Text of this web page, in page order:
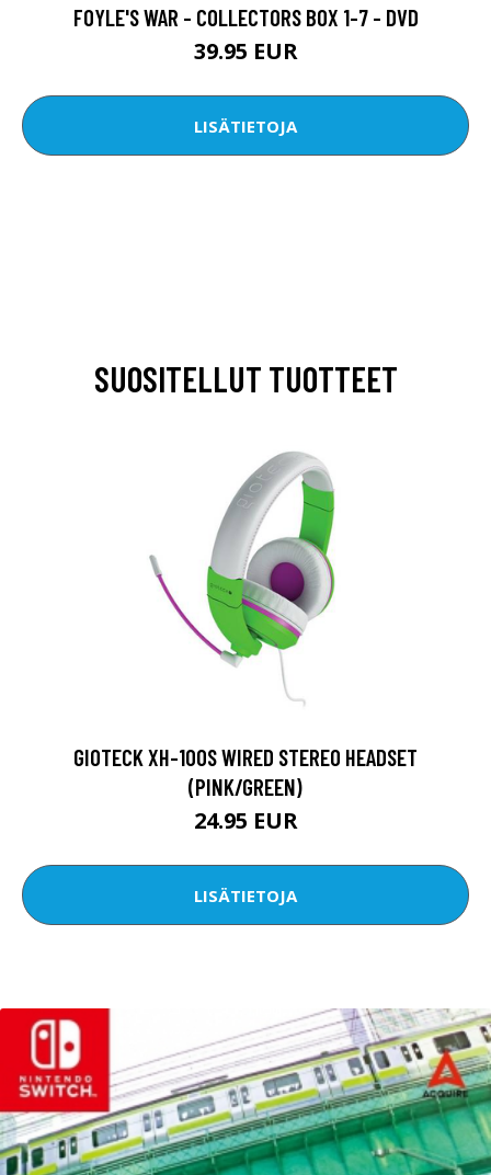
FOYLE'S WAR - COLLECTORS BOX 1-7 - DVD
39.95 EUR
LISÄTIETOJA
SUOSITELLUT TUOTTEET
GIOTECK XH-100S WIRED STEREO HEADSET
(PINK/GREEN)
24.95 EUR
LISÄTIETOJA